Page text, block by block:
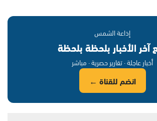
إذاعة الشمس
آخر الأخبار بلحظة بلحظة
أخبار عاجلة · تقارير حصرية · مباشر
انضم للقناة ←